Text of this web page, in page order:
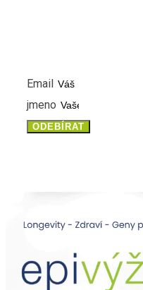
Email
jmeno
ODEBÍRAT